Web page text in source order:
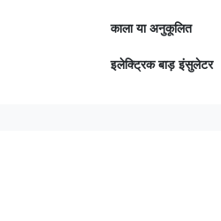
काला या अनुकूलित
इलेक्ट्रिक बाड़ इंसुलेटर